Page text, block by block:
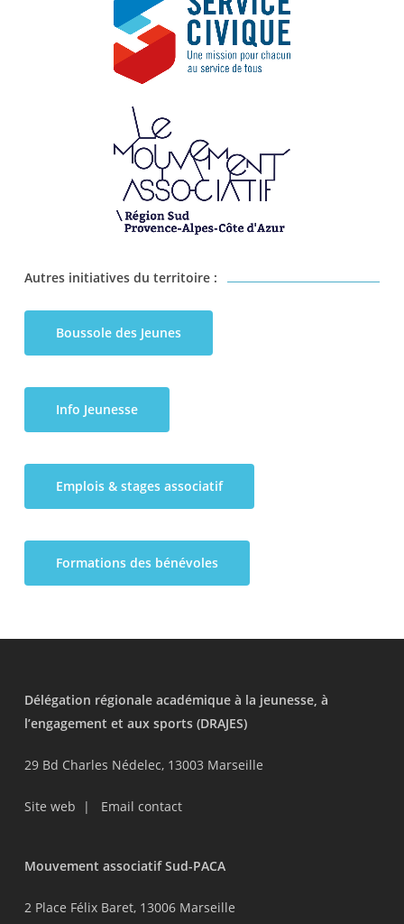
Autres initiatives du territoire :
Boussole des Jeunes
Info Jeunesse
Emplois & stages associatif
Formations des bénévoles
Délégation régionale académique à la jeunesse, à
l’engagement et aux sports (DRAJES)
29 Bd Charles Nédelec, 13003 Marseille
Site web | Email contact
Mouvement associatif Sud-PACA
2 Place Félix Baret, 13006 Marseille